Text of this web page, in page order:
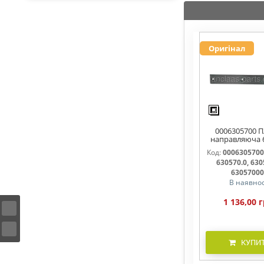
Оригінал
0006305700
направляюча
630570.0,
Код:
630570.0,
В
1 136,00